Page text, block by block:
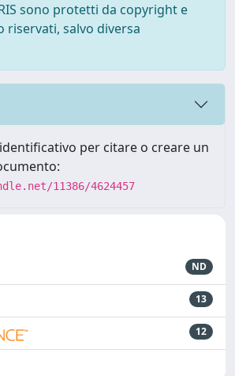
sono protetti da copyright e
salvo diversa
per citare o creare un
11386/4624457
ND
13
12